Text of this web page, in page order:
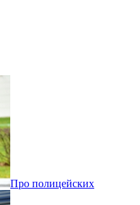
Про полицейских